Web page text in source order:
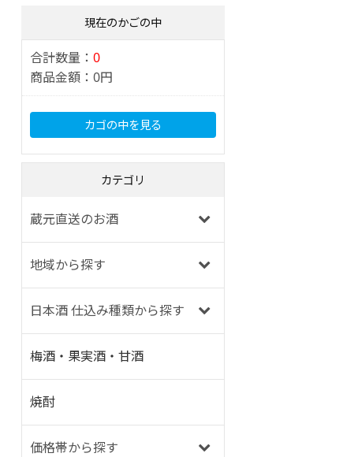
現在のかごの中
合計数量： 0
商品金額： 0円
カゴの中を見る
カテゴリ
蔵元直送のお酒
地域から探す
日本酒 仕込み種類から探す
梅酒・果実酒・甘酒
焼酎
価格帯から探す